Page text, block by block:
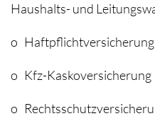
Haushalts- und
o
o Kfz-Kaskoversicherung
o